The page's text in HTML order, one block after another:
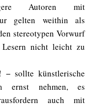
Autoren mit
gelten weithin als
stereotypen Vorwurf
Lesern nicht leicht zu
− sollte künstlerische
ernst nehmen, es
auch mit